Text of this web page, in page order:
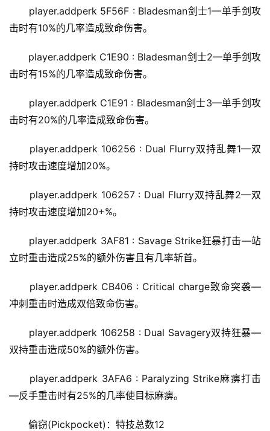
player.addperk 5F56F : Bladesman剑士1—单手剑攻
击时有10%的几率造成致命伤害。
player.addperk C1E90 : Bladesman剑士2—单手剑攻
击时有15%的几率造成致命伤害。
player.addperk C1E91 : Bladesman剑士3—单手剑攻
击时有20%的几率造成致命伤害。
player.addperk 106256 : Dual Flurry双持乱舞1—双
持时攻击速度增加20%。
player.addperk 106257 : Dual Flurry双持乱舞2—双
持时攻击速度增加20+%。
player.addperk 3AF81 : Savage Strike狂暴打击—站
立时重击造成25%的额外伤害且有几率斩首。
player.addperk CB406 : Critical charge致命突袭—
冲刺重击时造成双倍致命伤害。
player.addperk 106258 : Dual Savagery双持狂暴—
双持重击造成50%的额外伤害。
player.addperk 3AFA6 : Paralyzing Strike麻痹打击
—反手重击时有25%的几率使目标麻痹。
偷窃(Pickpocket)：特技总数12